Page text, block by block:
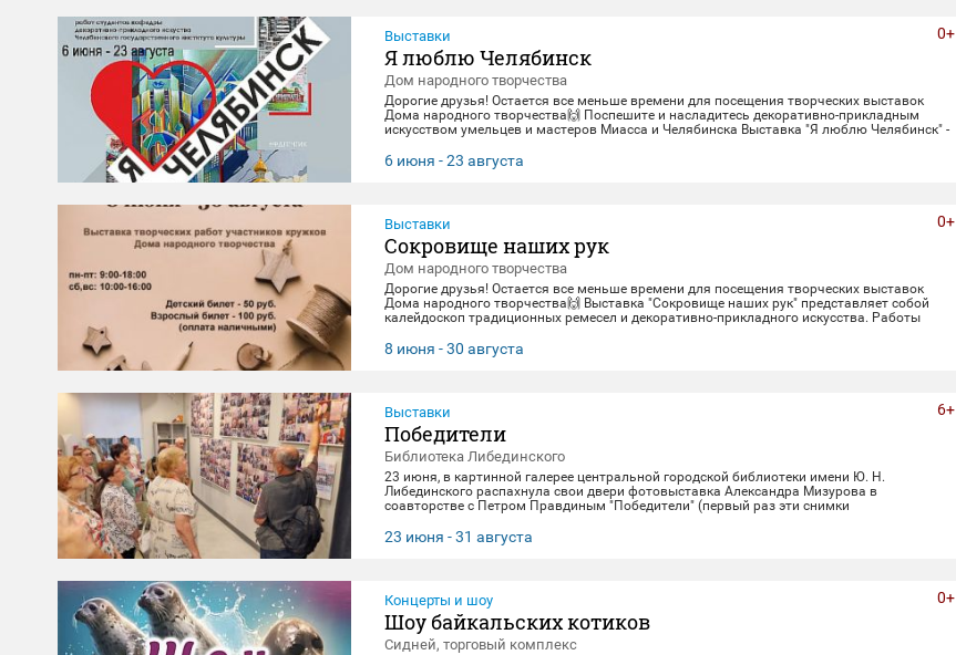
Выставки
Я люблю Челябинск
Дом народного творчества
Дорогие друзья! Остается все меньше времени для посещения творческих выставок
Дома народного творчества🙌 Поспешите и насладитесь декоративно-прикладным
искусством умельцев и мастеров Миасса и Челябинска Выставка "Я люблю Челябинск" -
декоративно-прикладного искусства ЧГИК. Увидеть представленные работы можно до
6 июня - 23 августа
0+
Выставки
Сокровище наших рук
Дом народного творчества
Дорогие друзья! Остается все меньше времени для посещения творческих выставок
Дома народного творчества🙌 Выставка "Сокровище наших рук" представляет собой
калейдоскоп традиционных ремесел и декоративно-прикладного искусства. Работы
творчества. Посетить выставку можно до 30 августа.
8 июня - 30 августа
0+
Выставки
Победители
Библиотека Либединского
23 июня, в картинной галерее центральной городской библиотеки имени Ю. Н.
Либединского распахнула свои двери фотовыставка Александра Мизурова в
соавторстве с Петром Правдиным "Победители" (первый раз эти снимки
и за каждым кадром 40 лет неустанной работы мастера, 40 лет трепетного
всматривания в лица, 40 лет благодарной памяти. На снимках - торжественные парады
23 июня - 31 августа
6+
Концерты и шоу
Шоу байкальских котиков
Сидней, торговый комплекс
0+